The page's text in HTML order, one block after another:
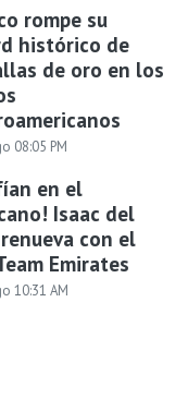
rompe su
histórico de
de oro en los
08:05 PM
en el
Isaac del
con el
Emirates
10:31 AM